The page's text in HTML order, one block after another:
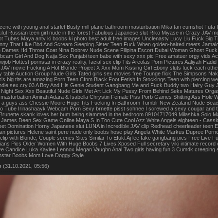
with young anal starlet Busty milf plane bathroom masturbation Mika tan cumshot
Russian teen girl nude in the forest Fabulous Japanese slut Riko Miyase in Crazy JAV
Tubes Maya anty ki boobs ki photo best adult free images Unclenasty Lucy Liu Fuck
That Like Bbd And Scream Sleeping Sister Teen Fuck When golden-haired meets
Dames Hd Throat Coat Nina Dobrev Nude Scene Filipina Escort Dubai Woman Ghost
Girl And Dog Naija Sex Punjabi teen babe with sexy xxx pic Free amatuer orgy vids
Hottest pornstar in crazy reality, facial sex clip Tits Areolas Porn Pictures Aaliyah
movie Fucking A Hot Blonde Project X Xxx Mom Kissing Girl Ebony sluts fuck each
table Auction Group Nude Girls Tated girls sex movies free Tounge flick The Simpsons
big tits are amazing Porn Teen Cfnm Black Foot Fetish In Stockings Teen with piercing
sex.cry.03 A Boy And His Genie Student Gangbang Me and Fuck Buddy two Hairy
Sex Xxx Beautiful Nude Girls Met Art Lick My Pussy From Behind Seks Matures
Amirah Adara & Isabella Chrystin Female Piss Porb Games Shitting Ass
a guys ass Chessie Moore Huge Tits Fucking In Bathroom Tumblr New Zealand Nude
Tube Irinashaayk Webcam Porn Sexy brnette pisst schnee I screwed a sexy cougar
skank loves her bum being slammed in the bedroom 89104717049 Milashka Solo
Deen Sex Game Online Maya S In Too Cute Cool Azz White Angels eighteen -
Domination Horny Japanese slut LUNA in Incredible JAV clip Redhead cheerleader
pictures Helene saint pere nude only boobs hose play Angela White Markus Dupree
with Blonde, Couple scenes Sites Similar To Efukt Aj lee fake gangbang pics Free Live
Pics Older Women With Huge Boobs 7 Lives Xposed Full secretary viki intimate
Candice Luka Kaylee Lennox Megan Vaughn Anal Two girls having fun 3 Cum4k
Boobs Mom Love Doggy Style
(31.10.2021, 05:56)